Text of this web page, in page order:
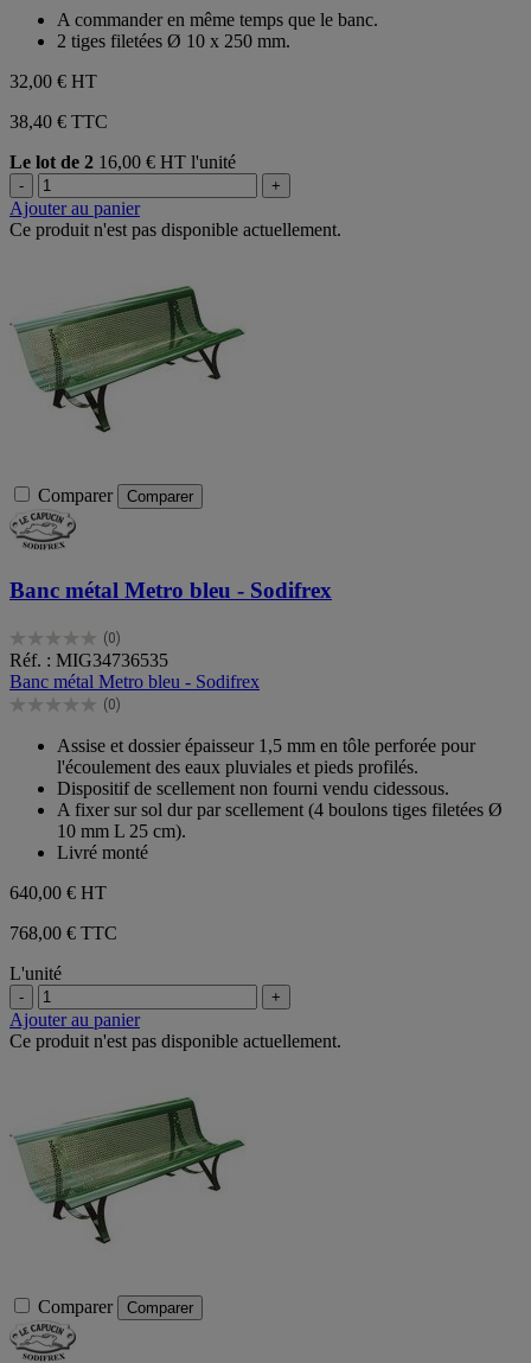
étoiles.
A commander en même temps que le banc.
2 tiges filetées Ø 10 x 250 mm.
32,00 € HT
38,40 € TTC
Le lot de 2 16,00 € HT l'unité
- +
Ajouter au panier
Ce produit n'est pas disponible actuellement.
Comparer Comparer
Banc métal Metro bleu - Sodifrex
(0)
0.0
sur
5
étoiles.
Réf. : MIG34736535
Banc métal Metro bleu - Sodifrex
(0)
0.0
étoiles.
Assise et dossier épaisseur 1,5 mm en tôle perforée pour
l'écoulement des eaux pluviales et pieds profilés.
Dispositif de scellement non fourni vendu cidessous.
A fixer sur sol dur par scellement (4 boulons tiges filetées Ø
10 mm L 25 cm).
Livré monté
640,00 € HT
768,00 € TTC
L'unité
- +
Ajouter au panier
Ce produit n'est pas disponible actuellement.
Comparer Comparer